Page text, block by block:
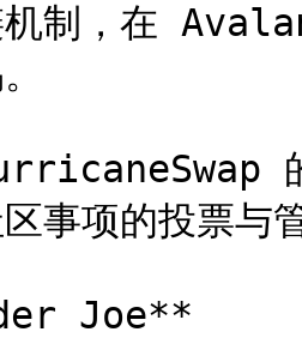
机制，在
事项的投票与
Joe**